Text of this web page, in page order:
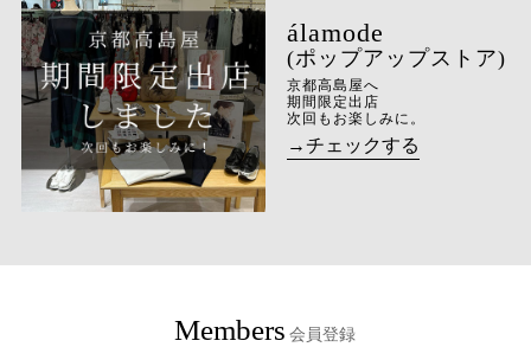
(ポップアップストア)
京都高島屋へ
期間限定出店
次回もお楽しみに。
→チェックする
Members 会員登録